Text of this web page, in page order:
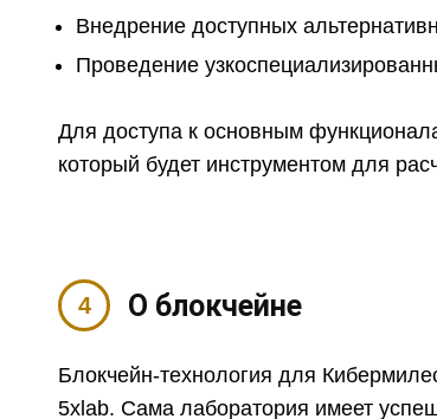
Внедрение доступных
Проведение
Для доступа к основным
который будет инструментом для
О блокчейне
Блокчейн-технология для
5xlab. Сама лаборатория имеет